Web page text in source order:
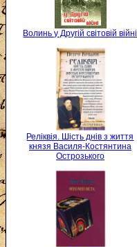
Волинь у Другій світовій війні
Реліквія. Шість днів з життя
князя Василя-Костянтина
Острозького